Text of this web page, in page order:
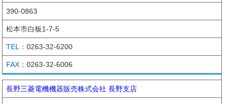
390-0863
松本市白板1-7-5
0263-32-6200
0263-32-6006
長野三菱電機機器販売株式会社 長野支店